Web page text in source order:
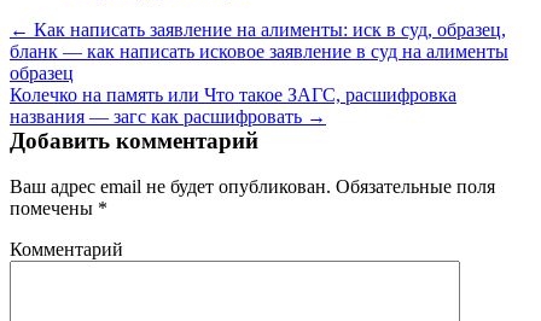
← Как написать заявление на алименты: иск в суд, образец,
бланк — как написать исковое заявление в суд на алименты
образец
Колечко на память или Что такое ЗАГС, расшифровка
названия — загс как расшифровать →
Добавить комментарий
Ваш адрес email не будет опубликован. Обязательные поля
помечены *
Комментарий